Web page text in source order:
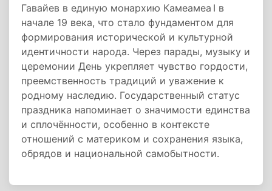
Гавайев в единую монархию Камеамеа I в
начале 19 века, что стало фундаментом для
формирования исторической и культурной
идентичности народа. Через парады, музыку и
церемонии День укрепляет чувство гордости,
преемственность традиций и уважение к
родному наследию. Государственный статус
праздника напоминает о значимости единства
и сплочённости, особенно в контексте
отношений с материком и сохранения языка,
обрядов и национальной самобытности.